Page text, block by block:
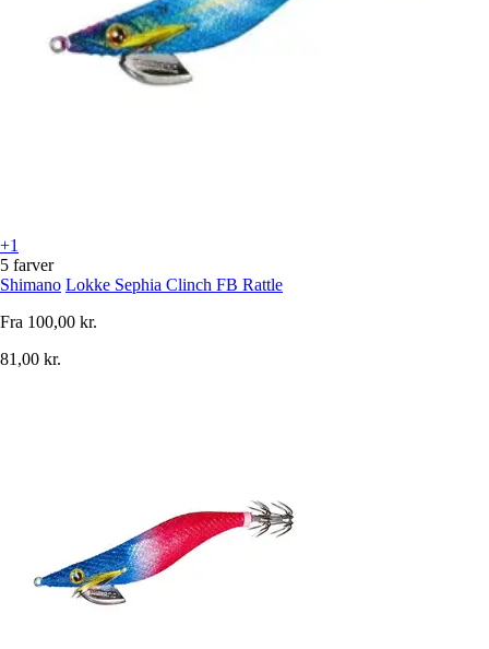
+1
5 farver
Shimano Lokke Sephia Clinch FB Rattle
Fra 100,00 kr.
81,00 kr.